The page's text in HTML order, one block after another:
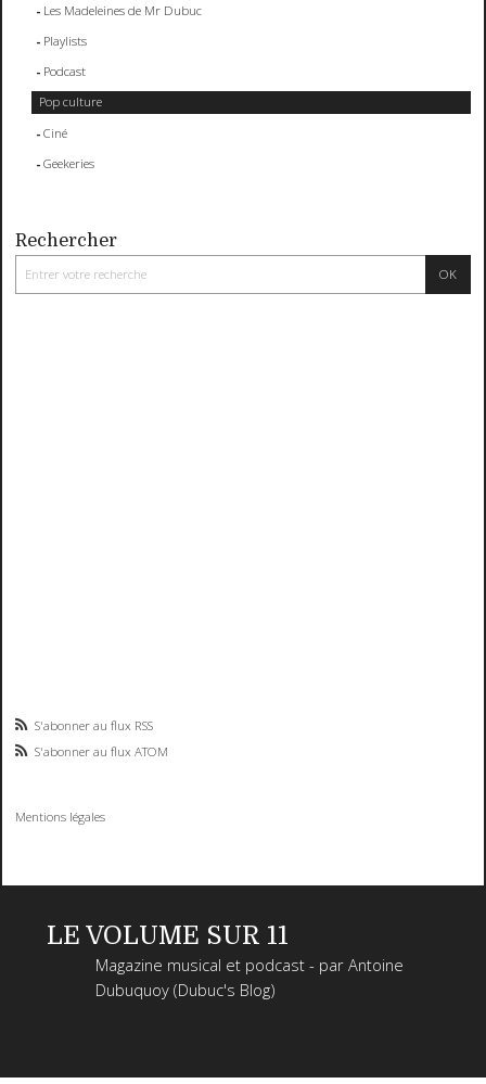
Les Madeleines de Mr Dubuc
Playlists
Podcast
Pop culture
Ciné
Geekeries
Rechercher
S'abonner au flux RSS
S'abonner au flux ATOM
Mentions légales
LE VOLUME SUR 11
Magazine musical et podcast - par Antoine
Dubuquoy (Dubuc's Blog)